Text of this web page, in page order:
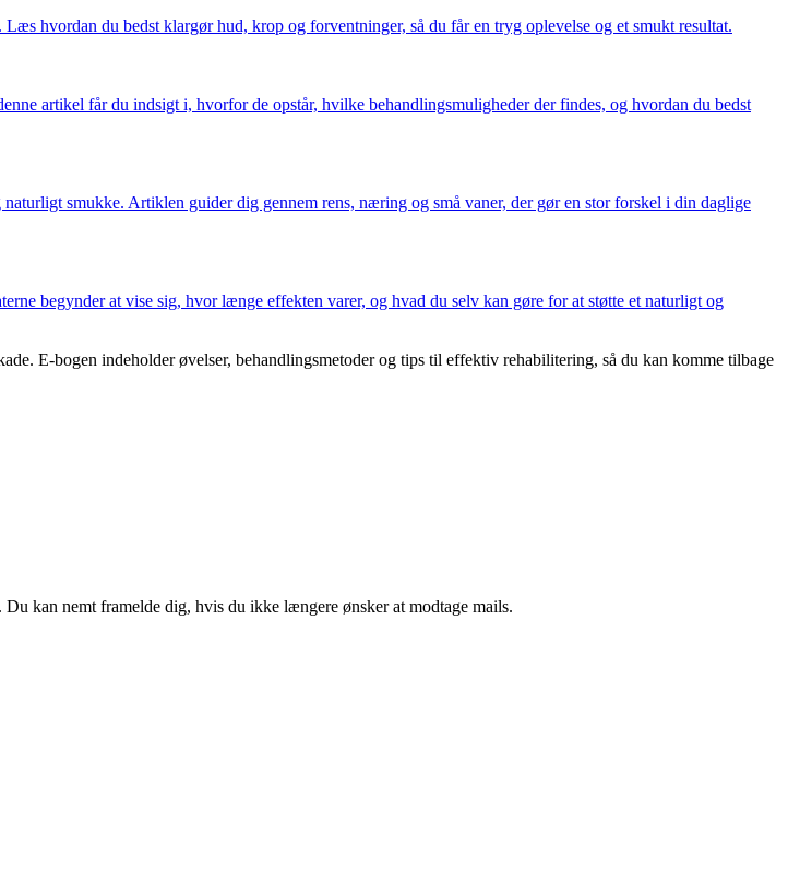
hvordan du bedst klargør hud, krop og forventninger, så du får en tryg oplevelse og et smukt resultat.
artikel får du indsigt i, hvorfor de opstår, hvilke behandlingsmuligheder der findes, og hvordan du bedst
smukke. Artiklen guider dig gennem rens, næring og små vaner, der gør en stor forskel i din daglige
begynder at vise sig, hvor længe effekten varer, og hvad du selv kan gøre for at støtte et naturligt og
E-bogen indeholder øvelser, behandlingsmetoder og tips til effektiv rehabilitering, så du kan komme tilbage
kan nemt framelde dig, hvis du ikke længere ønsker at modtage mails.